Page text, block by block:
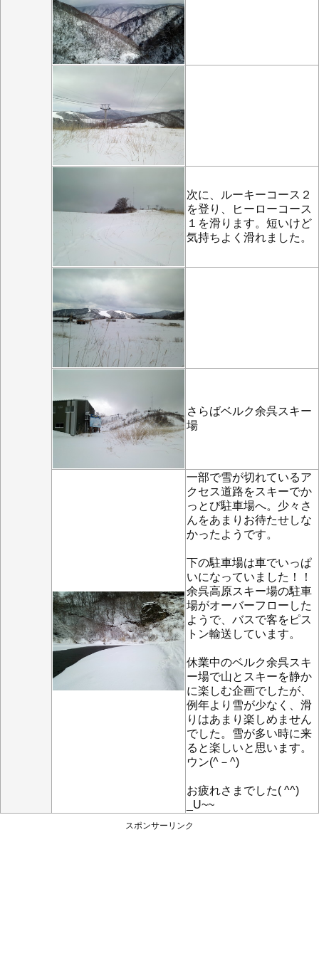
次に、ルーキーコース２
を登り、ヒーローコース
１を滑ります。短いけど
気持ちよく滑れました。
さらばベルク余呉スキー
場
一部で雪が切れているア
クセス道路をスキーでか
っとび駐車場へ。少々さ
んをあまりお待たせしな
かったようです。
下の駐車場は車でいっぱ
いになっていました！！
余呉高原スキー場の駐車
場がオーバーフローした
ようで、バスで客をピス
トン輸送しています。
休業中のベルク余呉スキ
ー場で山とスキーを静か
に楽しむ企画でしたが、
例年より雪が少なく、滑
りはあまり楽しめません
でした。雪が多い時に来
ると楽しいと思います。
ウン(^－^)
お疲れさまでした( ^^)
_U~~
スポンサーリンク